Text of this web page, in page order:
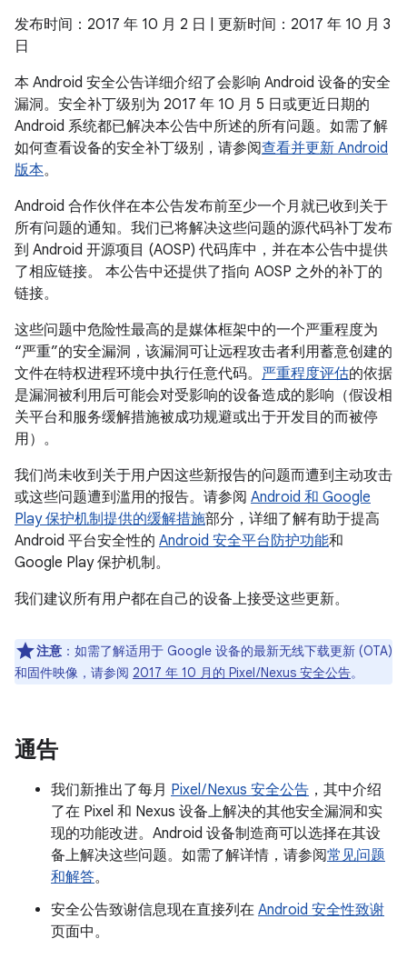
发布时间：2017 年 10 月 2 日 | 更新时间：2017 年 10 月 3
日
本 Android 安全公告详细介绍了会影响 Android 设备的安全
漏洞。安全补丁级别为 2017 年 10 月 5 日或更近日期的
Android 系统都已解决本公告中所述的所有问题。如需了解
如何查看设备的安全补丁级别，请参阅查看并更新 Android
版本。
Android 合作伙伴在本公告发布前至少一个月就已收到关于
所有问题的通知。我们已将解决这些问题的源代码补丁发布
到 Android 开源项目 (AOSP) 代码库中，并在本公告中提供
了相应链接。 本公告中还提供了指向 AOSP 之外的补丁的
链接。
这些问题中危险性最高的是媒体框架中的一个严重程度为
“严重”的安全漏洞，该漏洞可让远程攻击者利用蓄意创建的
文件在特权进程环境中执行任意代码。 严重程度评估的依据
是漏洞被利用后可能会对受影响的设备造成的影响（假设相
关平台和服务缓解措施被成功规避或出于开发目的而被停
用）。
我们尚未收到关于用户因这些新报告的问题而遭到主动攻击
或这些问题遭到滥用的报告。请参阅 Android 和 Google
Play 保护机制提供的缓解措施部分，详细了解有助于提高
Android 平台安全性的 Android 安全平台防护功能和
Google Play 保护机制。
我们建议所有用户都在自己的设备上接受这些更新。
注意 ：如需了解适用于 Google 设备的最新无线下载更新 (OTA)
和固件映像，请参阅 2017 年 10 月的 Pixel / Nexus 安全公告。
通告
我们新推出了每月 Pixel / Nexus 安全公告 ，其中介绍
了在 Pixel 和 Nexus 设备上解决的其他安全漏洞和实
现的功能改进。Android 设备制造商可以选择在其设
备上解决这些问题。如需了解详情，请参阅常见问题
和解答。
安全公告致谢信息现在直接列在 Android 安全性致谢
页面中。